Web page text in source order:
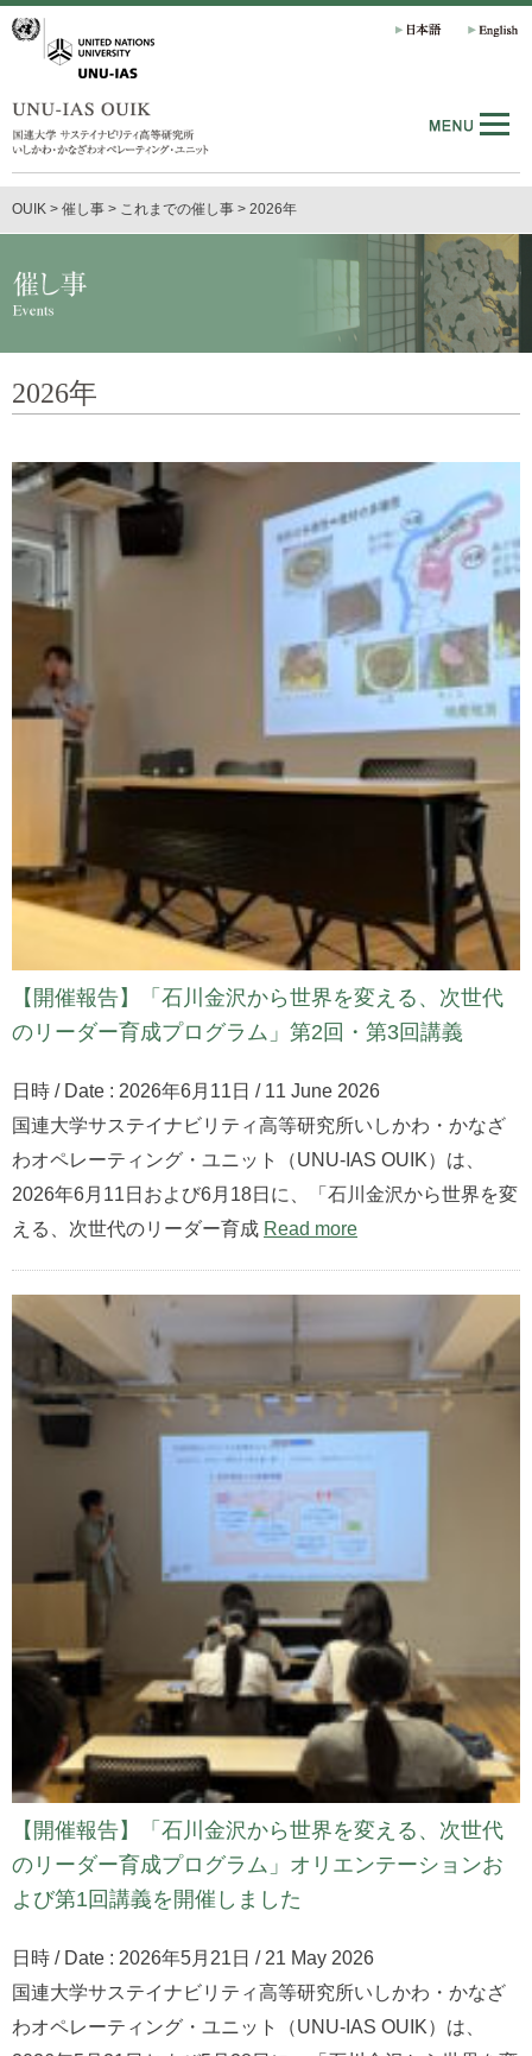
OUIK > 催し事 > これまでの催し事 > 2026年
2026年
【開催報告】「石川金沢から世界を変える、次世代
のリーダー育成プログラム」第2回・第3回講義
日時 / Date : 2026年6月11日 / 11 June 2026
国連大学サステイナビリティ高等研究所いしかわ・かなざ
わオペレーティング・ユニット（UNU-IAS OUIK）は、
2026年6月11日および6月18日に、「石川金沢から世界を変
える、次世代のリーダー育成 Read more
【開催報告】「石川金沢から世界を変える、次世代
のリーダー育成プログラム」オリエンテーションお
よび第1回講義を開催しました
日時 / Date : 2026年5月21日 / 21 May 2026
国連大学サステイナビリティ高等研究所いしかわ・かなざ
わオペレーティング・ユニット（UNU-IAS OUIK）は、